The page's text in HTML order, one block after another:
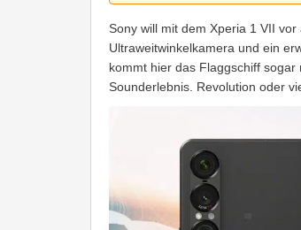
Sony will mit dem Xperia 1 VII
Ultraweitwinkelkamera und ein
kommt hier das Flaggschiff
Sounderlebnis. Revolution oder